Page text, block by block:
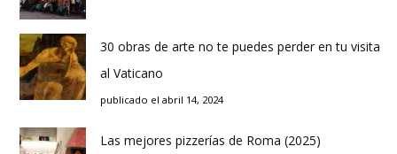
30 obras de arte no te puedes perder en tu visita
al Vaticano
publicado el abril 14, 2024
Las mejores pizzerías de Roma (2025)